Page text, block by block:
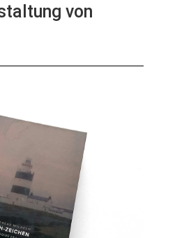
von